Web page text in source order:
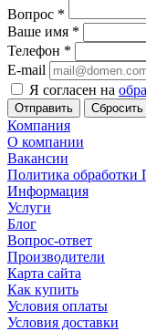
Вопрос *
Ваше имя *
Телефон *
E-mail
Я согласен на
Сбросить
Компания
О компании
Вакансии
Политика обработки
Информация
Услуги
Блог
Вопрос-ответ
Производители
Карта сайта
Как купить
Условия оплаты
Условия доставки